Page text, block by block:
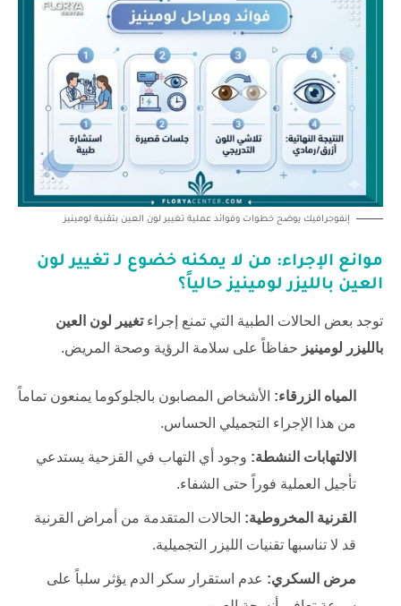
إنفوجرافيك يوضح خطوات وفوائد عملية تغيير لون العين بتقنية لومينيز
موانع الإجراء: من لا يمكنه خضوع لـ تغيير لون
العين بالليزر لومينيزحالياً؟
توجد بعض الحالات الطبية التي تمنع إجراءتغيير لون العين
بالليزر لومينيز حفاظاً على سلامة الرؤية وصحة المريض.
المياه الزرقاء: الأشخاص المصابون بالجلوكوما يمنعون تماماً
من هذا الإجراء التجميلي الحساس.
الالتهابات النشطة: وجود أي التهاب في القزحية يستدعي
تأجيل العملية فوراً حتى الشفاء.
القرنية المخروطية: الحالات المتقدمة من أمراض القرنية
قد لا تناسبها تقنيات الليزر التجميلية.
مرض السكري: عدم استقرار سكر الدم يؤثر سلباً على